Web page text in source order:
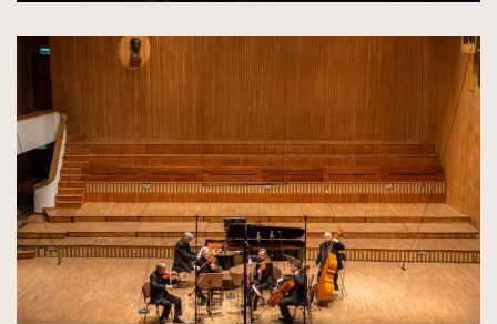
spowoduje
powiększenie
rozmiarów
oryginalnych